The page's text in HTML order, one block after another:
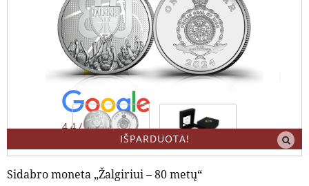
4.4 / 5
IŠPARDUOTA!
Sidabro moneta „Žalgiriui – 80 metų“